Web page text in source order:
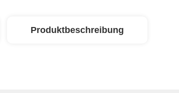
Produktbeschreibung